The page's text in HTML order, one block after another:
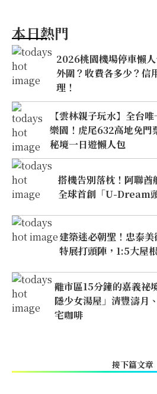
本日熱門
2026桃園機場停車懶
外圍？收費各多少？信
理！
【雲林親子玩水】全台
樂園！虎尾632高地免門
秘境一日遊懶人包
搭機告別落枕！阿聯酋
全球首創「U-Dream
建築迷必朝聖！忠泰
特展打頭陣，1:5大屋
離市區15分鐘的嘉義祕
隱少女湯屋」清豐濤月
宅咖啡
接下篇文章